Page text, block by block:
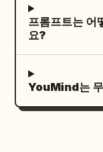
이콘과 짧은 중
미엄. 9. 협력 절차 슬라이드: 타이틀 “合作流
程”. 가로 타
심사, 매장 입
초콜릿 조각,
함, 깔끔하고
기를 느껴야 합
프리미엄 음료
드럽고 미니멀
얕은 피사계
프롬프트는 어
요?
YouMind는